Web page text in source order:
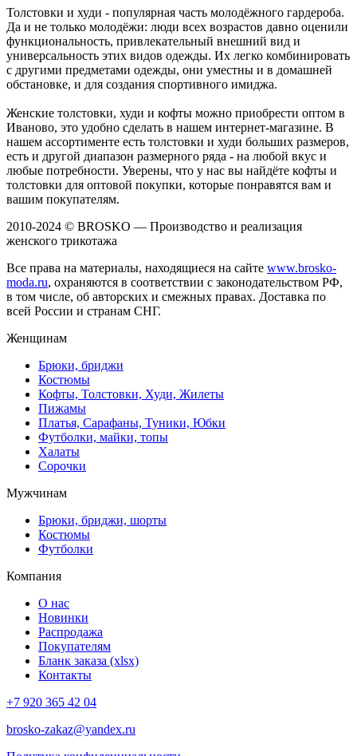
Толстовки и худи - популярная часть молодёжного гардероба.
Да и не только молодёжи: люди всех возрастов давно оценили
функциональность, привлекательный внешний вид и
универсальность этих видов одежды. Их легко комбинировать
с другими предметами одежды, они уместны и в домашней
обстановке, и для создания спортивного имиджа.
Женские толстовки, худи и кофты можно приобрести оптом в
Иваново, это удобно сделать в нашем интернет-магазине. В
нашем ассортименте есть толстовки и худи больших размеров,
есть и другой диапазон размерного ряда - на любой вкус и
любые потребности. Уверены, что у нас вы найдёте кофты и
толстовки для оптовой покупки, которые понравятся вам и
вашим покупателям.
2010-2024 © BROSKO — Производство и реализация
женского трикотажа
Все права на материалы, находящиеся на сайте www.brosko-
moda.ru, охраняются в соответствии с законодательством РФ,
в том числе, об авторских и смежных правах. Доставка по
всей России и странам СНГ.
Женщинам
Брюки, бриджи
Костюмы
Кофты, Толстовки, Худи, Жилеты
Пижамы
Платья, Сарафаны, Туники, Юбки
Футболки, майки, топы
Халаты
Сорочки
Мужчинам
Брюки, бриджи, шорты
Костюмы
Футболки
Компания
О нас
Новинки
Распродажа
Покупателям
Бланк заказа (xlsx)
Контакты
+7 920 365 42 04
brosko-zakaz@yandex.ru